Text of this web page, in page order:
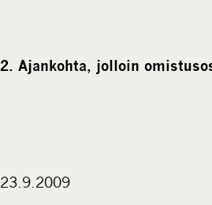
2. Ajankohta, jolloin
23.9.2009